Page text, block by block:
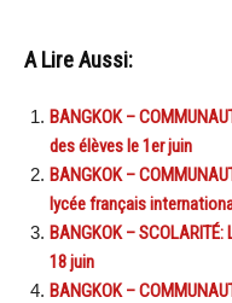
A Lire Aussi:
BANGKOK –
des élèves le 1er juin
BANGKOK –
lycée français
BANGKOK –
18 juin
BANGKOK –